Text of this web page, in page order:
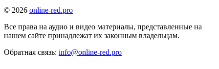
© 2026 online-red.pro
Все права на аудио и видео материалы, представленные на
нашем сайте принадлежат их законным владельцам.
Обратная связь: info@online-red.pro